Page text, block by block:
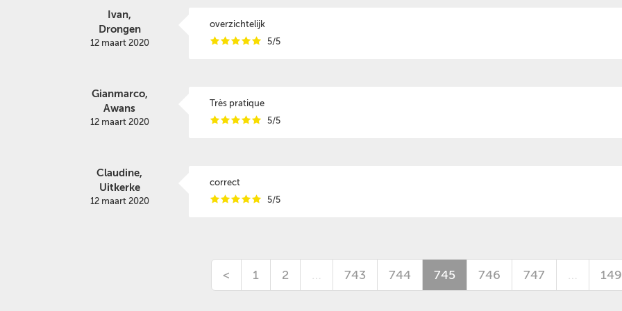
Ivan,
Drongen
12 maart 2020
overzichtelijk
iiiii 5/5
Gianmarco,
Awans
12 maart 2020
Très pratique
iiiii 5/5
Claudine,
Uitkerke
12 maart 2020
correct
iiiii 5/5
< 1 2 … 743 744 745 746 747 …